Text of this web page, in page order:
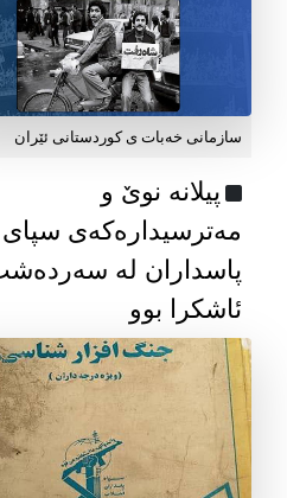
سازمانی خەبات ی كوردستانی ئێران
پیلانە نوێ و
مەترسیدارەکەی سپای
پاسداران لە
ئاشکرا بوو